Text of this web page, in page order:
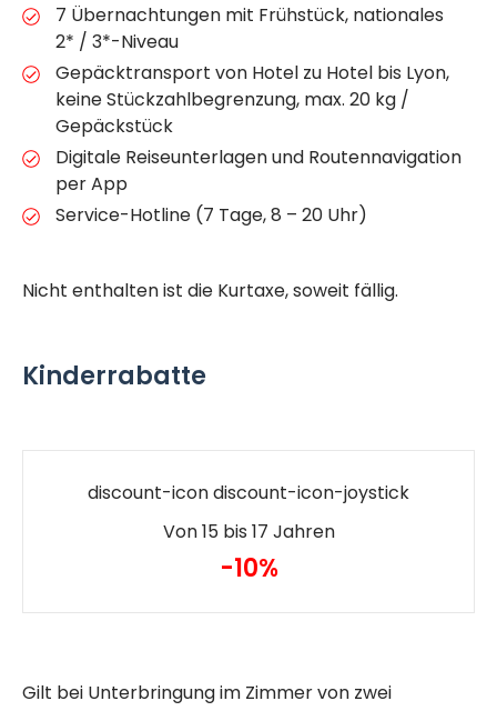
7 Übernachtungen mit Frühstück, nationales
2* / 3*-Niveau
Gepäcktransport von Hotel zu Hotel bis Lyon,
keine Stückzahlbegrenzung, max. 20 kg /
Gepäckstück
Digitale Reiseunterlagen und Routennavigation
per App
Service-Hotline (7 Tage, 8 – 20 Uhr)
Nicht enthalten ist die Kurtaxe, soweit fällig.
Kinderrabatte
discount-icon discount-icon-joystick
Von 15 bis 17 Jahren
-10%
Gilt bei Unterbringung im Zimmer von zwei